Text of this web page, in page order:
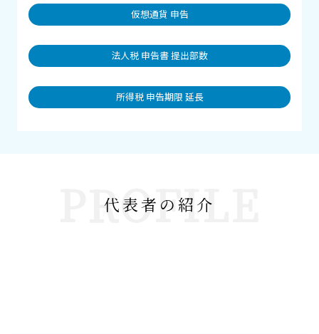
仮想通貨 申告
法人税 申告書 提出部数
所得税 申告期限 延長
PROFILE
代表者の紹介